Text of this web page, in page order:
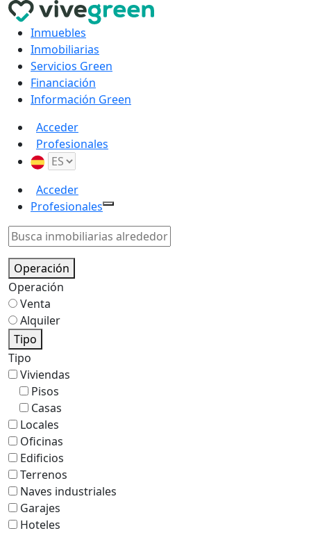
Inmuebles
Inmobiliarias
Servicios Green
Financiación
Información Green
Acceder
Profesionales
Acceder
Profesionales
Operación
Operación
Venta
Alquiler
Tipo
Tipo
Viviendas
Pisos
Casas
Locales
Oficinas
Edificios
Terrenos
Naves industriales
Garajes
Hoteles